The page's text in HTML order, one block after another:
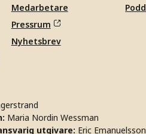
Medarbetare
Pressrum
Nyhetsbrev
Podd
Maria Nordin Wessman
utgivare: Eric Emanuelsson